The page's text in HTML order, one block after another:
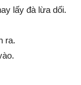
lấy đà lừa dối.
ra.